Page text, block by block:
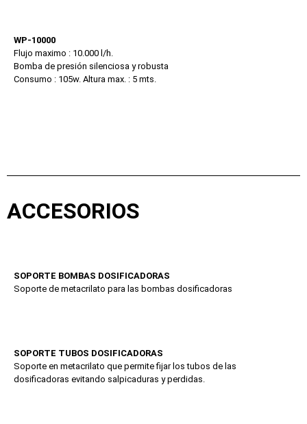
WP-10000
Flujo maximo : 10.000 l/h.
Bomba de presión silenciosa y robusta
Consumo : 105w. Altura max. : 5 mts.
ACCESORIOS
SOPORTE BOMBAS DOSIFICADORAS
Soporte de metacrilato para las bombas dosificadoras
SOPORTE TUBOS DOSIFICADORAS
Soporte en metacrilato que permite fijar los tubos de las
dosificadoras evitando salpicaduras y perdidas.